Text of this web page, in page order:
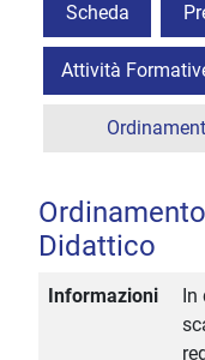
Scheda
Attività
Didattico
Informazioni